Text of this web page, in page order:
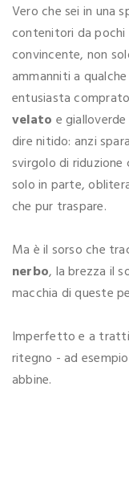
Vero che sei in una
contenitori da
convincente, non
ammanniti a
entusiasta
velato e
dire nitido: anzi
svirgolo di
solo in parte,
che pur traspare.
Ma è il sorso che
nerbo, la brezza il
macchia di queste
Imperfetto e a tratti
ritegno - ad
abbine.